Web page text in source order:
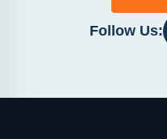
Follow Us: